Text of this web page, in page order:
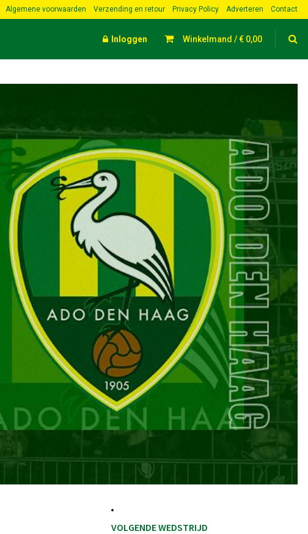
Algemene voorwaarden Verzending en retour Privacy Policy Adverteren Contact
Inloggen Winkelmand /€ 0,00
VOLGENDE WEDSTRIJD